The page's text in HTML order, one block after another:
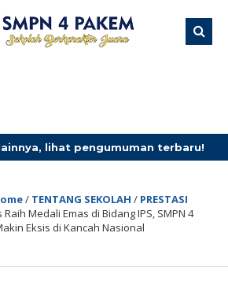
terbaru! 3 minggu
/ TENTANG SEKOLAH / PRESTASI
Raih Medali Emas di Bidang IPS, SMPN 4
Eksis di Kancah Nasional